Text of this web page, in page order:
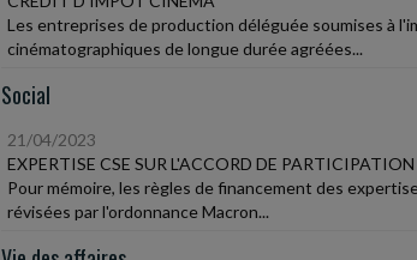
Les entreprises de production déléguée soumises à
cinématographiques de longue durée agréées...
Social
21/04/2023
EXPERTISE CSE SUR L'ACCORD DE
Pour mémoire, les règles de financement des
révisées par l'ordonnance Macron...